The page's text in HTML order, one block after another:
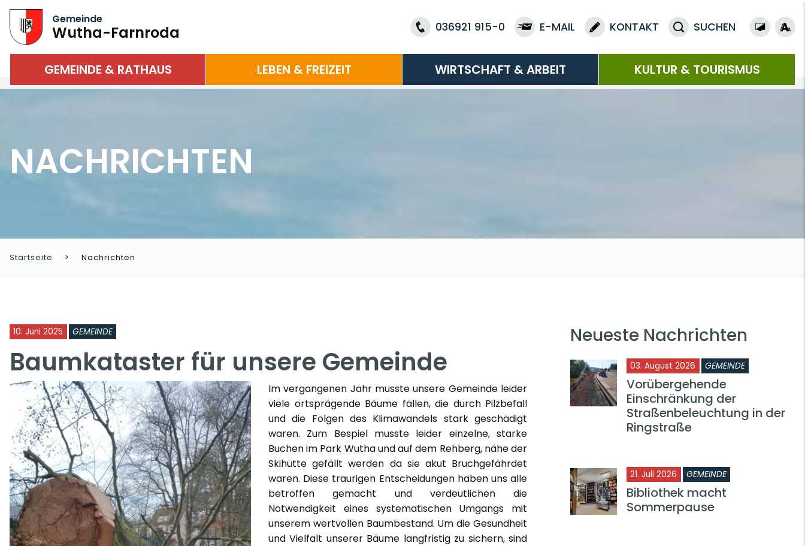
Gemeinde
Wutha-Farnroda 036921 915-0 E-MAIL KONTAKT SUCHEN
GEMEINDE & RATHAUS LEBEN & FREIZEIT WIRTSCHAFT & ARBEIT KULTUR & TOURISMUS
NACHRICHTEN
Startseite Nachrichten
10. Juni 2025 GEMEINDE
Baumkataster für unsere Gemeinde
Im vergangenen Jahr musste unsere Gemeinde leider
viele ortsprägende Bäume fällen, die durch Pilzbefall
und die Folgen des Klimawandels stark geschädigt
waren. Zum Bespiel musste leider einzelne, starke
Buchen im Park Wutha und auf dem Rehberg, nähe der
Skihütte gefällt werden da sie akut Bruchgefährdet
waren. Diese traurigen Entscheidungen haben uns alle
betroffen gemacht und verdeutlichen die
Notwendigkeit eines systematischen Umgangs mit
unserem wertvollen Baumbestand. Um die Gesundheit
und Vielfalt unserer Bäume langfristig zu sichern, sind
Neueste Nachrichten
03. August 2026 GEMEINDE
Vorübergehende
Einschränkung der
Straßenbeleuchtung in der
Ringstraße
21. Juli 2026 GEMEINDE
Bibliothek macht
Sommerpause